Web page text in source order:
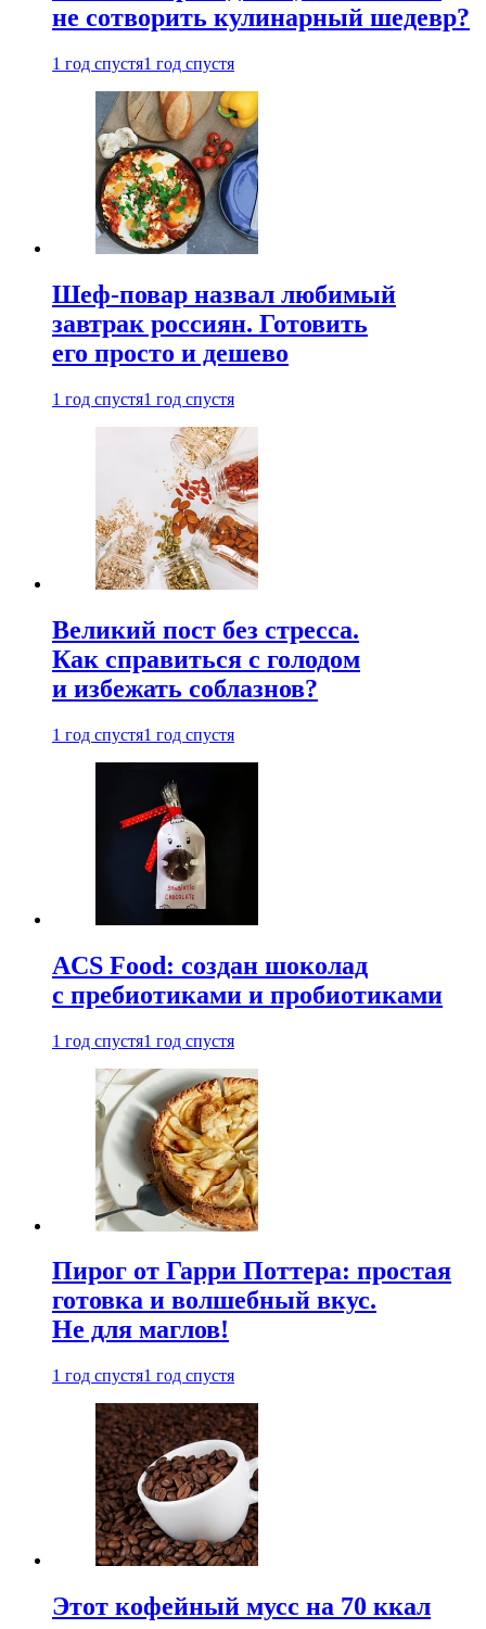
не сотворить кулинарный шедевр?
1 год спустя1 год спустя
Шеф-повар назвал любимый
завтрак россиян. Готовить
его просто и дешево
1 год спустя1 год спустя
Великий пост без стресса.
Как справиться с голодом
и избежать соблазнов?
1 год спустя1 год спустя
ACS Food: создан шоколад
с пребиотиками и пробиотиками
1 год спустя1 год спустя
Пирог от Гарри Поттера: простая
готовка и волшебный вкус.
Не для маглов!
1 год спустя1 год спустя
Этот кофейный мусс на 70 ккал